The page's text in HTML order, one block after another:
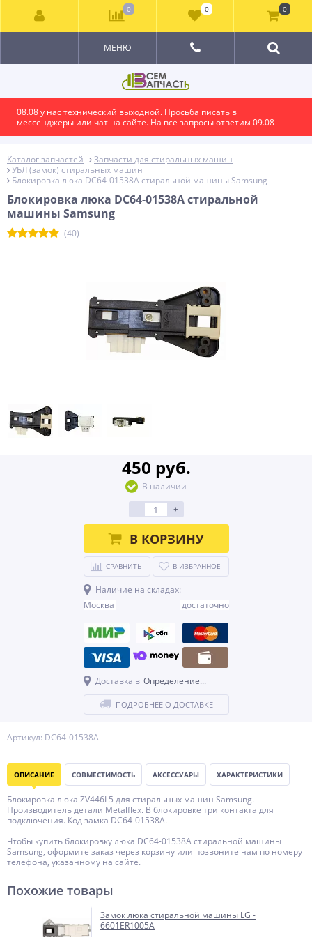
08.08 у нас технический выходной. Просьба писать в
мессенджеры или чат на сайте. На все запросы ответим 09.08
МЕНЮ
Каталог запчастей
Запчасти для стиральных машин
УБЛ (замок) стиральных машин
Блокировка люка DC64-01538A стиральной машины Samsung
Блокировка люка DC64-01538A стиральной
машины Samsung
(40)
Артикул: DC64-01538A
450 руб.
В наличии
-
+
В КОРЗИНУ
СРАВНИТЬ В ИЗБРАННОЕ
Наличие на складах:
Москва
достаточно
Доставка в Определение...
ПОДРОБНЕЕ О ДОСТАВКЕ
ОПИСАНИЕ СОВМЕСТИМОСТЬ АКСЕССУАРЫ ХАРАКТЕРИСТИКИ
Блокировка люка ZV446L5 для стиральных машин Samsung.
Производитель детали Metalflex. В блокировке три контакта для
подключения. Код замка DC64-01538A.
Чтобы купить блокировку люка DC64-01538A стиральной машины
Samsung, оформите заказ через корзину или позвоните нам по номеру
телефона, указанному на сайте.
Похожие товары
Замок люка стиральной машины LG -
6601ER1005A
0 0 0